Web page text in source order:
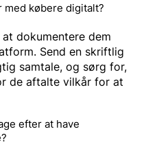
købere digitalt?
dokumentere dem
Send en skriftlig
samtale, og sørg for,
de aftalte vilkår for at
efter at have